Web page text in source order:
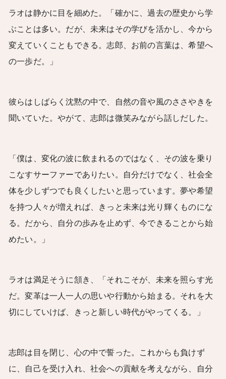
ラオは静かに目を細めた。「確かに、過去の歴史から学
ぶことは多い。だが、未来はその学びを活かし、今から
変えていくこともできる。志郎、お前の言葉は、希望へ
の一歩だ。」
彼らはしばらく沈黙の中で、自然の音や風のささやきを
聞いていた。やがて、志郎は微笑みながら話しだした。
「僕は、変化の波に飲まれるのではなく、その波を乗り
こなすサーファーでありたい。自分だけでなく、社会全
体を少しずつでも良くしたいと思っています。夢や希望
を持つ人々が増えれば、きっと未来は光り輝くものにな
る。だから、自分の歩みを止めず、今できることから始
めたい。」
ラオは満足そうに頷き、「それこそが、未来を照らす光
だ。変革は一人一人の思いや行動から始まる。それを大
切にしていけば、きっと新しい時代がやってくる。」
志郎は目を閉じ、心の中で誓った。これからも負けず
に、自己を受け入れ、社会への貢献を考えながら、自分